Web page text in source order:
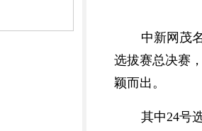
中新网茂
选拔赛总决赛
颖而出。
其中24号